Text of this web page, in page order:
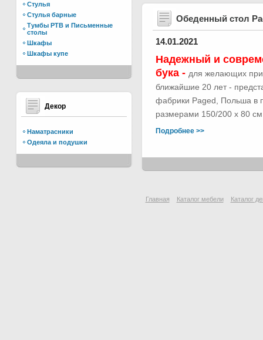
Стулья
Стулья барные
Тумбы РТВ и Письменные
столы
Шкафы
Шкафы купе
Декор
Наматрасники
Одеяла и подушки
Обеденный стол
14.01.2021
Надежный и
бука - для желающих
ближайшие 20 лет -
фабрики Paged, Польша в
размерами 150/200 х 80
Подробнее >>
Главная Каталог мебели Каталог